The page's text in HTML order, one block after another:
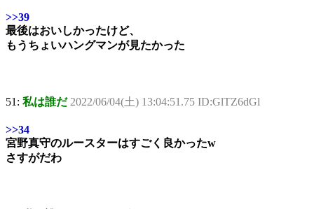
>>39
最後はおいしかったけど、
もうちょいハングマンが見たかった
51: 私は誰だ 2022/06/04(土) 13:04:51.75 ID:GlTZ6dGl
>>34
宮野真守のルースターはすごく良かったw
さすがだわ